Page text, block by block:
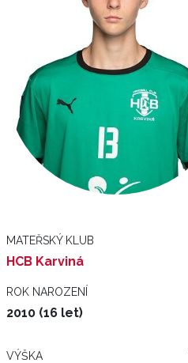
MATEŘSKÝ KLUB
HCB Karviná
ROK NAROZENÍ
2010 (16 let)
VÝŠKA